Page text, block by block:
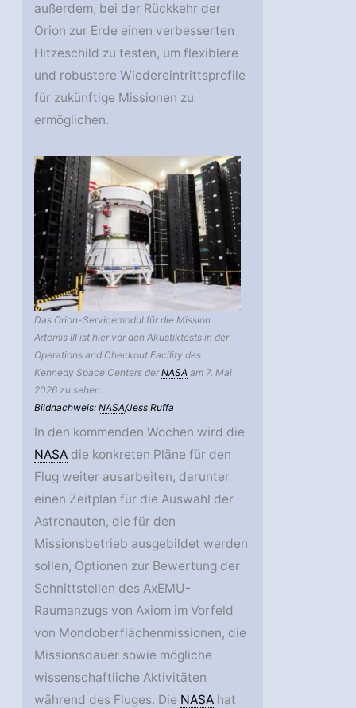
außerdem, bei der Rückkehr der
Orion zur Erde einen verbesserten
Hitzeschild zu testen, um flexiblere
und robustere Wiedereintrittsprofile
für zukünftige Missionen zu
ermöglichen.
Das Orion-Servicemodul für die Mission
Artemis III ist hier vor den Akustiktests in der
Operations and Checkout Facility des
Kennedy Space Centers derNASA am 7. Mai
2026 zu sehen.
Bildnachweis:NASA/Jess Ruffa
In den kommenden Wochen wird die
NASA die konkreten Pläne für den
Flug weiter ausarbeiten, darunter
einen Zeitplan für die Auswahl der
Astronauten, die für den
Missionsbetrieb ausgebildet werden
sollen, Optionen zur Bewertung der
Schnittstellen des AxEMU-
Raumanzugs von Axiom im Vorfeld
von Mondoberflächenmissionen, die
Missionsdauer sowie mögliche
wissenschaftliche Aktivitäten
während des Fluges. Die NASA hat